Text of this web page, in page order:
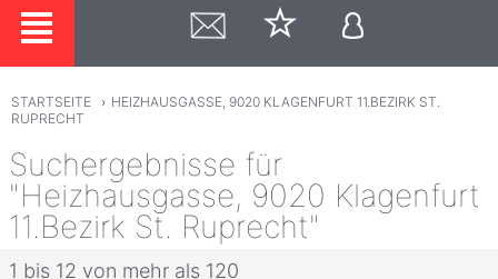
STARTSEITE › HEIZHAUSGASSE, 9020 KLAGENFURT 11.BEZIRK ST.
RUPRECHT
Suchergebnisse für
"Heizhausgasse, 9020 Klagenfurt
11.Bezirk St. Ruprecht"
1 bis 12 von mehr als 120